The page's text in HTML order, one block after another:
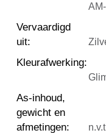
Vervaardigd
uit:
Kleurafwerking:
As-inhoud,
gewicht en
afmetingen: